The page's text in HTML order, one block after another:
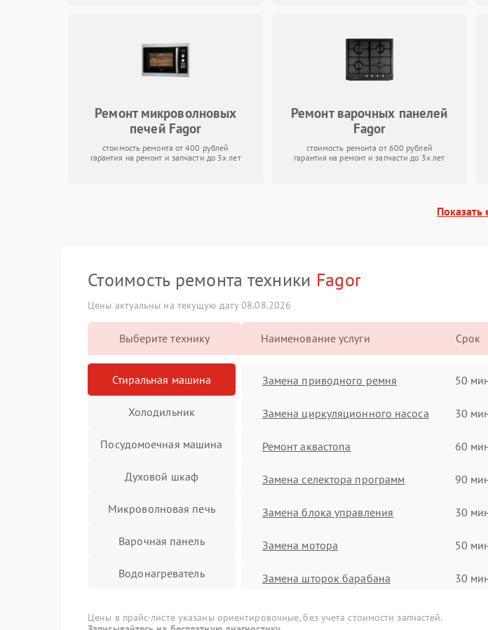
Ремонт микроволновых
печей Fagor
стоимость ремонта от 400 рублей
гарантия на ремонт и запчасти до 3х лет
Ремонт варочных панелей
Fagor
стоимость ремонта от 600 рублей
гарантия на ремонт и запчасти до 3х лет
Показать
Стоимость ремонта техники Fagor
Цены актуальны на текущую дату 08.08.2026
Выберите технику
Стиральная машина
Холодильник
Посудомоечная машина
Духовой шкаф
Микроволновая печь
Варочная панель
Водонагреватель
Наименование услуги Срок
Замена приводного ремня 50
Замена циркуляционного насоса 30
Ремонт аквастопа 60
Замена селектора программ 90
Замена блока управления 30
Замена мотора 50
Замена шторок барабана 30
Замена пружин
Цены в прайс-листе указаны ориентировочные, без учета стоимости запчастей.